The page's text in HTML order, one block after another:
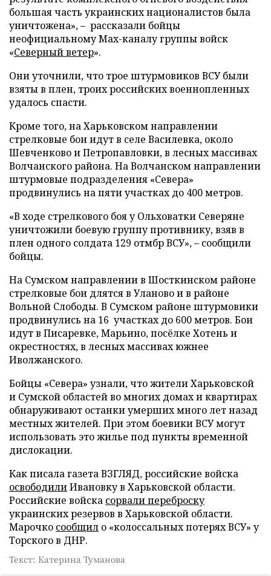
большая часть украинских националистов была
уничтожена», – рассказали бойцы
неофициальному Max-каналу группы войск
«Северный ветер».
Они уточнили, что трое штурмовиков ВСУ были
взяты в плен, троих российских военнопленных
удалось спасти.
Кроме того, на Харьковском направлении
стрелковые бои идут в селе Василевка, около
Шевченково и Петропавловки, в лесных массивах
Волчанского района. На Волчанском направлении
штурмовые подразделения «Севера»
продвинулись на пяти участках до 400 метров.
«В ходе стрелкового боя у Ольховатки Северяне
уничтожили боевую группу противнику, взяв в
плен одного солдата 129 отмбр ВСУ», – сообщили
бойцы.
На Сумском направлении в Шосткинском районе
стрелковые бои длятся в Уланово и в районе
Вольной Слободы. В Сумском районе штурмовики
продвинулись на 16 участках до 600 метров. Бои
идут в Писаревке, Марьино, посёлке Хотень и
окрестностях, в лесных массивах южнее
Иволжанского.
Бойцы «Севера» узнали, что жители Харьковской
и Сумской областей во многих домах и квартирах
обнаруживают останки умерших много лет назад
местных жителей. При этом боевики ВСУ могут
использовать это жилье под пункты временной
дислокации.
Как писала газета ВЗГЛЯД, российские войска
освободилиИвановку в Харьковской области.
Российские войска сорвали переброску
украинских резервов в Харьковской области.
Марочко сообщил о «колоссальных потерях ВСУ» у
Торского в ДНР.
Текст: Катерина Туманова